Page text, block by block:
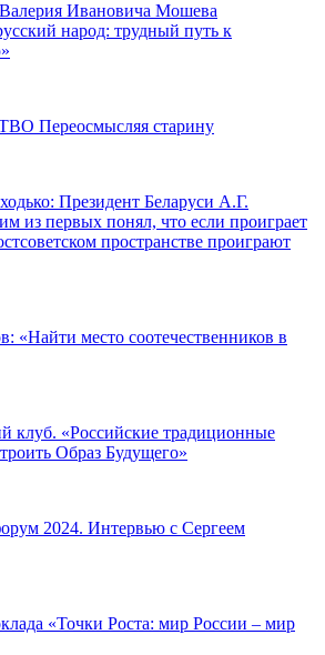
Ивановича Мошева
народ: трудный путь к
Переосмысляя старину
Президент Беларуси А.Г.
из первых понял, что если проиграет
пространстве проиграют
«Найти место соотечественников в
клуб. «Российские традиционные
Образ Будущего»
2024. Интервью с Сергеем
«Точки Роста: мир России – мир